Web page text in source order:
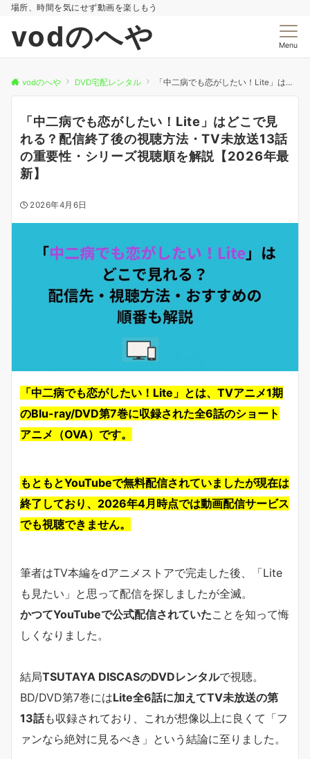
場所、時間を気にせず動画を楽しもう
vodのへや Menu
vodのへや DVD宅配レンタル 「中二病でも恋がしたい！Lite」はどこで見れる？配信終了後の視聴方法・TV未放送13話の重要性・シリーズ視聴順を解説【2026年最新】
「中二病でも恋がしたい！Lite」はどこで見
れる？配信終了後の視聴方法・TV未放送13話
の重要性・シリーズ視聴順を解説【2026年最
新】
2026年4月6日
「中二病でも恋がしたい！Lite」とは、TVアニメ1期
のBlu-ray/DVD第7巻に収録された全6話のショート
アニメ（OVA）です。
もともとYouTubeで無料配信されていましたが現在は
終了しており、2026年4月時点では動画配信サービス
でも視聴できません。
筆者はTV本編をdアニメストアで完走した後、「Lite
も見たい」と思って配信を探しましたが全滅。
かつてYouTubeで公式配信されていたことを知って悔
しくなりました。
結局TSUTAYA DISCASのDVDレンタルで視聴。
BD/DVD第7巻にはLite全6話に加えてTV未放送の第
13話も収録されており、これが想像以上に良くて「フ
ァンなら絶対に見るべき」という結論に至りました。